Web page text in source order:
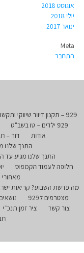
אוגוסט 2018
יולי 2018
ינואר 2017
Meta
התחבר
929 – תקנון דיוור שיווקי ותקשורת דיגיטלית
929 ילדים – טו בשב"ט
אודות
דור –
התנך שלנו
התנך שלנו מגיע עד
חלופה לעמוד הקמפוס
מה פרשת השבוע? קריאות
מצטרפים ל929
צור קשר
ציר זמן תנכ"י